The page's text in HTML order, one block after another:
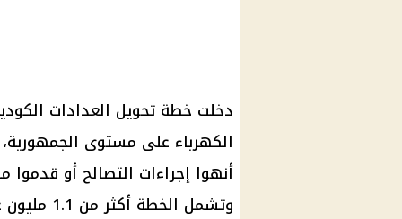
دخلت خطة تحويل العدادات
أنهوا إجراءات التصالح أو